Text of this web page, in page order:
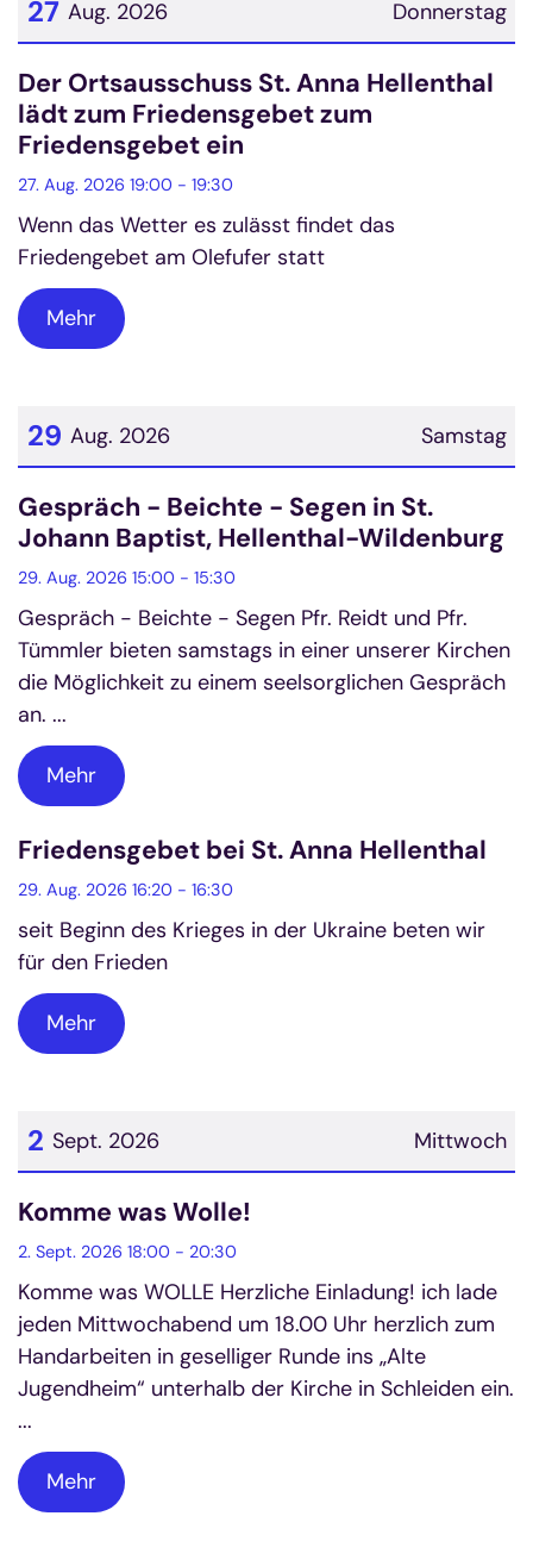
Donnerstag
27 Aug. 2026
Datum: 27. August 2026
Der Ortsausschuss St. Anna Hellenthal
lädt zum Friedensgebet zum
Friedensgebet ein
27. Aug. 2026 19:00 - 19:30
Wenn das Wetter es zulässt findet das
Friedengebet am Olefufer statt
Mehr
Samstag
29 Aug. 2026
Datum: 29. August 2026
Gespräch - Beichte - Segen in St.
Johann Baptist, Hellenthal-Wildenburg
29. Aug. 2026 15:00 - 15:30
Gespräch - Beichte - Segen Pfr. Reidt und Pfr.
Tümmler bieten samstags in einer unserer Kirchen
die Möglichkeit zu einem seelsorglichen Gespräch
an. ...
Mehr
Friedensgebet bei St. Anna Hellenthal
29. Aug. 2026 16:20 - 16:30
seit Beginn des Krieges in der Ukraine beten wir
für den Frieden
Mehr
Mittwoch
2 Sept. 2026
Datum: 2. September 2026
Komme was Wolle!
2. Sept. 2026 18:00 - 20:30
Komme was WOLLE Herzliche Einladung! ich lade
jeden Mittwochabend um 18.00 Uhr herzlich zum
Handarbeiten in geselliger Runde ins „Alte
Jugendheim“ unterhalb der Kirche in Schleiden ein.
...
Mehr